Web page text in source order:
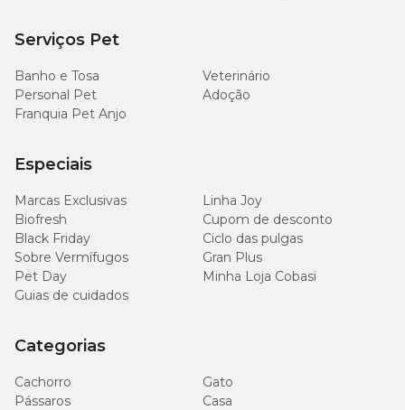
Serviços Pet
Banho e Tosa
Veterinário
Personal Pet
Adoção
Franquia Pet Anjo
Especiais
Marcas Exclusivas
Linha Joy
Biofresh
Cupom de desconto
Black Friday
Ciclo das pulgas
Sobre Vermífugos
Gran Plus
Pet Day
Minha Loja Cobasi
Guias de cuidados
Categorias
Cachorro
Gato
Pássaros
Casa